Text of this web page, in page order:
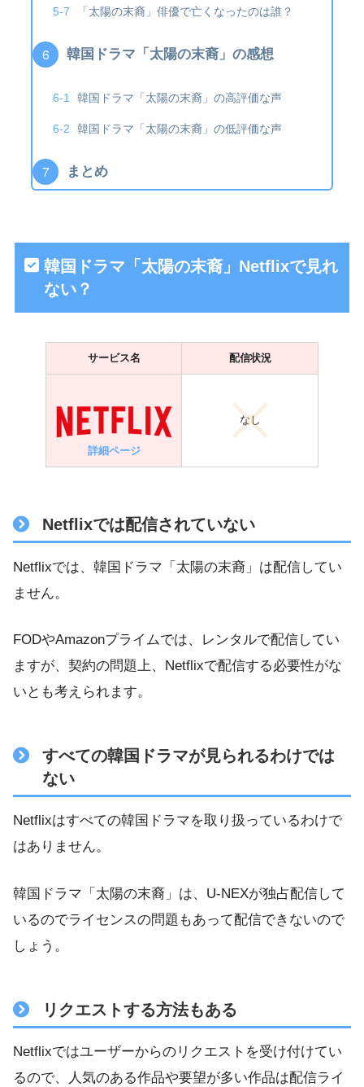
「太陽の末裔」俳優で亡くなったのは誰？
韓国ドラマ「太陽の末裔」の感想
韓国ドラマ「太陽の末裔」の高評価な声
韓国ドラマ「太陽の末裔」の低評価な声
まとめ
韓国ドラマ「太陽の末裔」Netflixで見れ
ない？
サービス名 配信状況
詳細ページ
なし
Netflixでは配信されていない
Netflixでは、韓国ドラマ「太陽の末裔」は配信してい
ません。
FODやAmazonプライムでは、レンタルで配信してい
ますが、契約の問題上、Netflixで配信する必要性がな
いとも考えられます。
すべての韓国ドラマが見られるわけでは
ない
Netflixはすべての韓国ドラマを取り扱っているわけで
はありません。
韓国ドラマ「太陽の末裔」は、U-NEXが独占配信して
いるのでライセンスの問題もあって配信できないので
しょう。
リクエストする方法もある
Netflixではユーザーからのリクエストを受け付けてい
るので、人気のある作品や要望が多い作品は配信ライ